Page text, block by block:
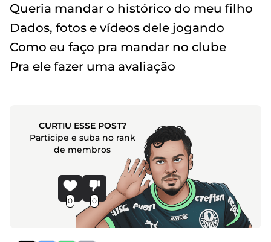
Queria mandar o histórico do meu filho
Dados, fotos e vídeos dele jogando
Como eu faço pra mandar no clube
Pra ele fazer uma avaliação
CURTIU ESSE POST?
Participe e suba no rank
de membros
0 0